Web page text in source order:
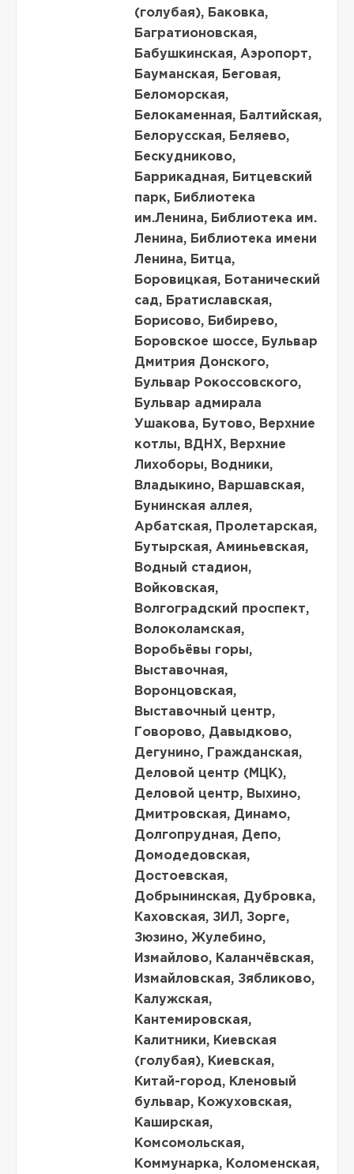
(голубая), Баковка,
Багратионовская,
Бабушкинская, Аэропорт,
Бауманская, Беговая,
Беломорская,
Белокаменная, Балтийская,
Белорусская, Беляево,
Бескудниково,
Баррикадная, Битцевский
парк, Библиотека
им.Ленина, Библиотека им.
Ленина, Библиотека имени
Ленина, Битца,
Боровицкая, Ботанический
сад, Братиславская,
Борисово, Бибирево,
Боровское шоссе, Бульвар
Дмитрия Донского,
Бульвар Рокоссовского,
Бульвар адмирала
Ушакова, Бутово, Верхние
котлы, ВДНХ, Верхние
Лихоборы, Водники,
Владыкино, Варшавская,
Бунинская аллея,
Арбатская, Пролетарская,
Бутырская, Аминьевская,
Водный стадион,
Войковская,
Волгоградский проспект,
Волоколамская,
Воробьёвы горы,
Выставочная,
Воронцовская,
Выставочный центр,
Говорово, Давыдково,
Дегунино, Гражданская,
Деловой центр (МЦК),
Деловой центр, Выхино,
Дмитровская, Динамо,
Долгопрудная, Депо,
Домодедовская,
Достоевская,
Добрынинская, Дубровка,
Каховская, ЗИЛ, Зорге,
Зюзино, Жулебино,
Измайлово, Каланчёвская,
Измайловская, Зябликово,
Калужская,
Кантемировская,
Калитники, Киевская
(голубая), Киевская,
Китай-город, Кленовый
бульвар, Кожуховская,
Каширская,
Комсомольская,
Коммунарка, Коломенская,